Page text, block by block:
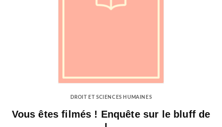
DROIT ET SCIENCES HUMAINES
Vous êtes filmés ! Enquête sur le bluff de